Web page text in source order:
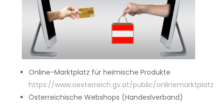
Online-Marktplatz für heimische Produkte
https://www.oesterreich.gv.at/public/onlinemarktplatz
Österreichische Webshops (Handeslverband)